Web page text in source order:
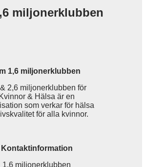
miljonerklubben
1,6 miljonerklubben
2,6 miljonerklubben för
Kvinnor & Hälsa är en
som verkar för hälsa
för alla kvinnor.
Kontaktinformation
1,6 miljonerklubben